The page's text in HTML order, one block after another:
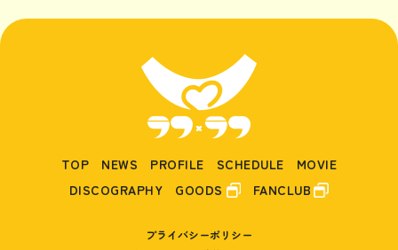
TOP NEWS PROFILE SCHEDULE
MOVIE
DISCOGRAPHY
GOODS FANCLUB
プライバシーポリシー